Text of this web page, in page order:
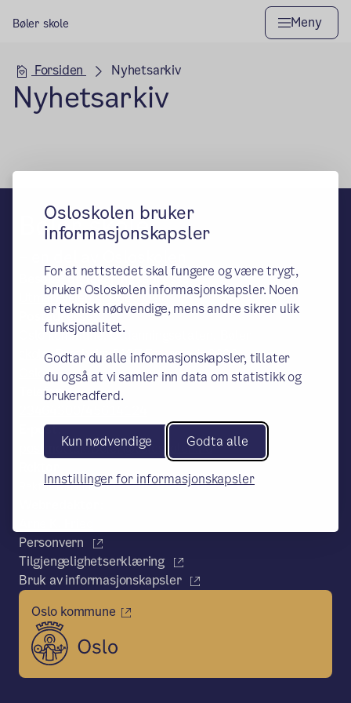
Osloskolen bruker
informasjonskapsler
For at nettstedet skal fungere og være trygt,
bruker Osloskolen informasjonskapsler. Noen
er teknisk nødvendige, mens andre sikrer ulik
funksjonalitet.
Godtar du alle informasjonskapsler, tillater
du også at vi samler inn data om statistikk og
brukeradferd.
Kun nødvendige Godta alle
Innstillinger for informasjonskapsler
Bøler skole Meny
Hovedseksjon
Forsiden Nyhetsarkiv
Nyhetsarkiv
Bøler skole
Besøks- og leveringsadresse:
Utmarkveien 4, 0689 Oslo
Postadresse:
Oslo kommune, Utdanningsetaten, Bøler
skole, Postboks 6127 Etterstad, 0602
Oslo
Telefon:
E-post:
postmottak.Boler@osloskolen.no
Rektor Nina Liholm
Personvern
Tilgjengelighetserklæring
Bruk av informasjonskapsler
Oslo kommune